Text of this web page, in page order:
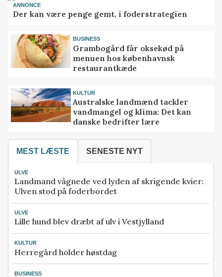
ANNONCE
Der kan være penge gemt, i foderstrategien
BUSINESS
Grambogård får oksekød på
menuen hos københavnsk
restaurantkæde
KULTUR
Australske landmænd tackler
vandmangel og klima: Det kan
danske bedrifter lære
MEST LÆSTE SENESTE NYT
ULVE
Landmand vågnede ved lyden af skrigende kvier:
Ulven stod på foderbordet
ULVE
Lille hund blev dræbt af ulv i Vestjylland
KULTUR
Herregård holder høstdag
BUSINESS